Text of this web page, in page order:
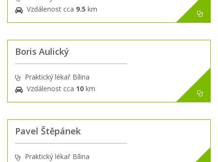
Vzdálenost cca 9.5 km
Boris Aulický
Praktický lékař Bílina
Vzdálenost cca 10 km
Pavel Štěpánek
Praktický lékař Bílina